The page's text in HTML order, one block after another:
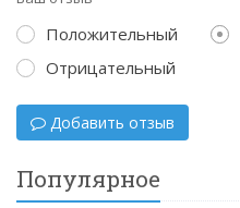
Положительный
Отрицательный
Добавить отзыв
Популярное